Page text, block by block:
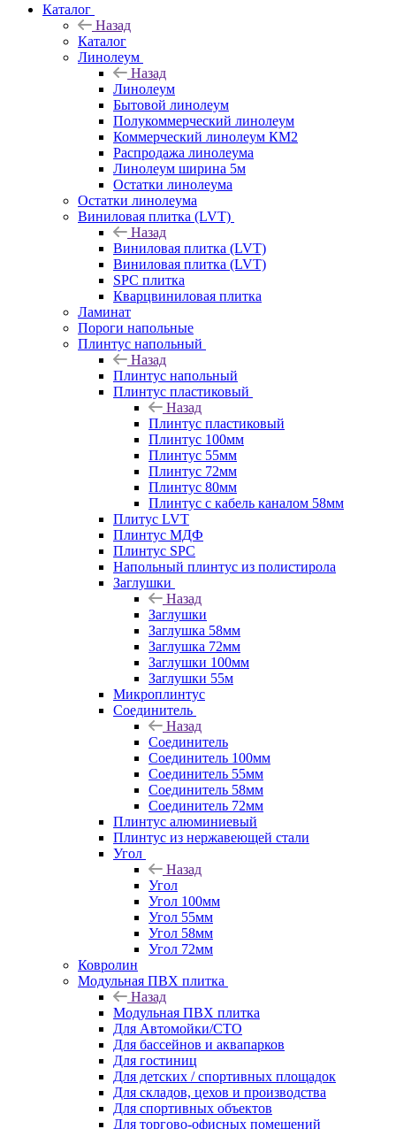
Каталог
Назад
Каталог
Линолеум
Назад
Линолеум
Бытовой линолеум
Полукоммерческий линолеум
Коммерческий линолеум КМ2
Распродажа линолеума
Линолеум ширина 5м
Остатки линолеума
Остатки линолеума
Виниловая плитка (LVT)
Назад
Виниловая плитка (LVT)
Виниловая плитка (LVT)
SPC плитка
Кварцвиниловая плитка
Ламинат
Пороги напольные
Плинтус напольный
Назад
Плинтус напольный
Плинтус пластиковый
Назад
Плинтус пластиковый
Плинтус 100мм
Плинтус 55мм
Плинтус 72мм
Плинтус 80мм
Плинтус с кабель каналом 58мм
Плитус LVT
Плинтус МДФ
Плинтус SPC
Напольный плинтус из полистирола
Заглушки
Назад
Заглушки
Заглушка 58мм
Заглушка 72мм
Заглушки 100мм
Заглушки 55м
Микроплинтус
Соединитель
Назад
Соединитель
Соединитель 100мм
Соединитель 55мм
Соединитель 58мм
Соединитель 72мм
Плинтус алюминиевый
Плинтус из нержавеющей стали
Угол
Назад
Угол
Угол 100мм
Угол 55мм
Угол 58мм
Угол 72мм
Ковролин
Модульная ПВХ плитка
Назад
Модульная ПВХ плитка
Для Автомойки/СТО
Для бассейнов и аквапарков
Для гостиниц
Для детских / спортивных площадок
Для складов, цехов и производства
Для спортивных объектов
Для торгово-офисных помещений